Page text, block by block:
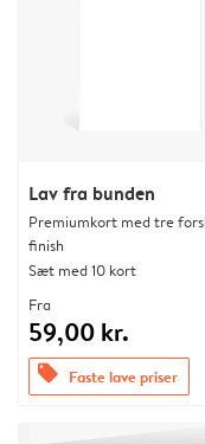
Lav fra bunden
Premiumkort med tre
finish
Sæt med 10 kort
Fra
59,00 kr.
offers Faste lave priser